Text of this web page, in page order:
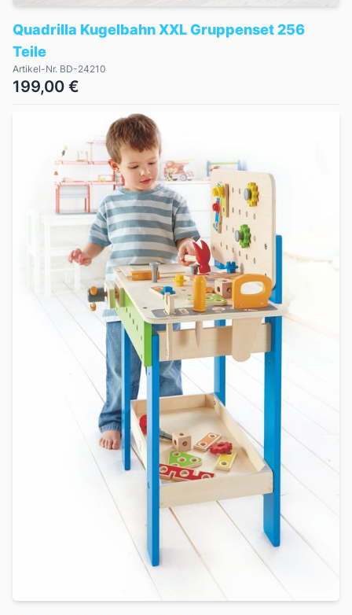
Quadrilla Kugelbahn XXL Gruppenset 256
Teile
Artikel-Nr. BD-24210
199,00 €